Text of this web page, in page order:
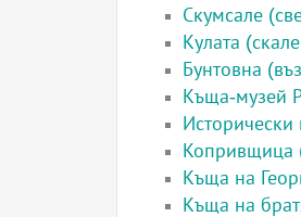
Скумсале
Кулата
Бунтовна
Къща-музей
Копривщица
Къща на
Къща на